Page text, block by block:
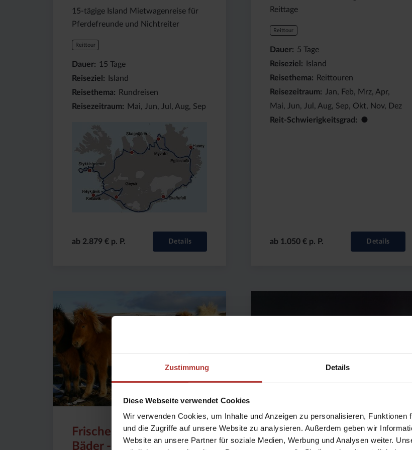
Zustimmung Details
Diese Webseite verwendet Cookies
Wir verwenden Cookies, um Inhalte und Anzeigen zu personalisieren, Funktionen
und die Zugriffe auf unsere Website zu analysieren. Außerdem geben wir
Website an unsere Partner für soziale Medien, Werbung und Analysen weiter.
15-tägige Island Mietwagenreise für
Pferdefreunde und Nichtreiter
Reittour
Dauer 15 Tage
Reiseziel
Island
Reisethema
Rundreisen
Reisezeitraum
Mai, Jun, Jul, Aug, Sep
ab 2.879 € p. P. Details
Reittage
Reittour
Dauer 5 Tage
Reiseziel
Island
Reisethema
Reittouren
Reisezeitraum
Jan, Feb, Mrz, Apr,
Mai, Jun, Jul, Aug, Sep, Okt, Nov, Dez
Reit-Schwierigkeitsgrad
●
ab 1.050 € p. P. Details
Frische Pferde - heiße
Bäder - Ostern in Island
(ab):
1890€
7
Tage
Island
Nordlicht-Tour